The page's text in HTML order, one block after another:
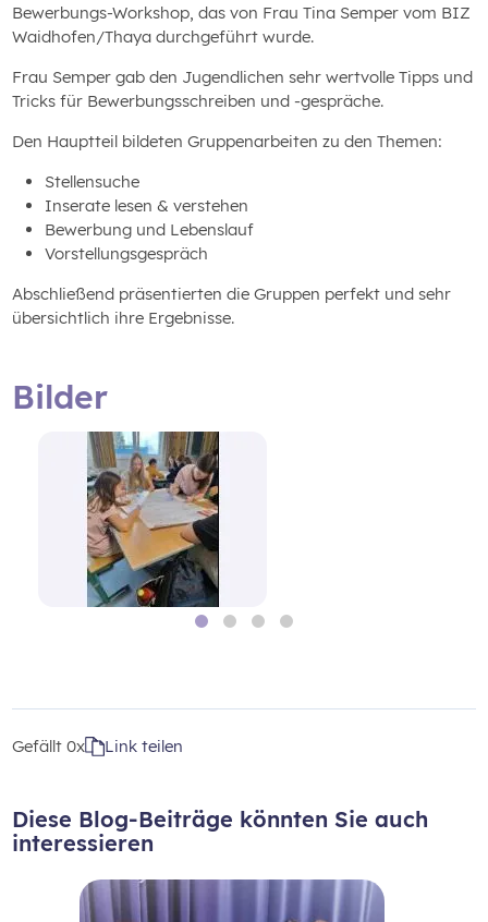
Bewerbungs-Workshop, das von Frau Tina Semper vom BIZ
Waidhofen/Thaya durchgeführt wurde.
Frau Semper gab den Jugendlichen sehr wertvolle Tipps und
Tricks für Bewerbungsschreiben und -gespräche.
Den Hauptteil bildeten Gruppenarbeiten zu den Themen:
Stellensuche
Inserate lesen & verstehen
Bewerbung und Lebenslauf
Vorstellungsgespräch
Abschließend präsentierten die Gruppen perfekt und sehr
übersichtlich ihre Ergebnisse.
Bilder
Gefällt0x Link teilen
Diese Blog-Beiträge könnten Sie auch
interessieren